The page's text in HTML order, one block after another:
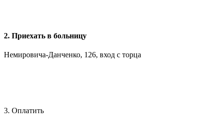
2. Приехать в больницу
Немировича-Данченко, 126, вход с торца
3. Оплатить